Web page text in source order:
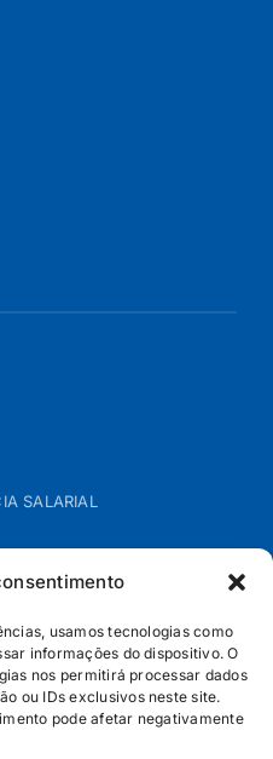
usamos tecnologias como
informações do dispositivo. O
nos permitirá processar dados
ou IDs exclusivos neste site.
pode afetar negativamente
SALARIAL